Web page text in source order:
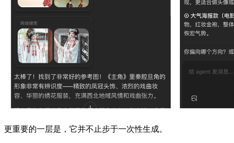
更重要的一层是，它并不止步于一次性生成。